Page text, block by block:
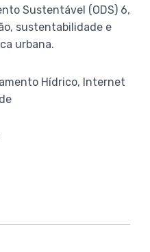
Sustentável (ODS) 6,
sustentabilidade e
urbana.
Hídrico, Internet